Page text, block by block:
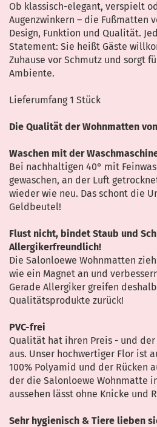
Ob klassisch-elegant, verspielt
Augenzwinkern – die Fußmatten
Design, Funktion und Qualität.
Statement: Sie heißt Gäste
Zuhause vor Schmutz und sorgt
Ambiente.
Lieferumfang 1 Stück
Die Qualität der Wohnmatten
Waschen mit der
Bei nachhaltigen 40° mit
gewaschen, an der Luft
wieder wie neu. Das schont die
Geldbeutel!
Flust nicht, bindet Staub und
Allergikerfreundlich!
Die Salonloewe Wohnmatten
wie ein Magnet an und
Gerade Allergiker greifen
Qualitätsprodukte zurück!
PVC-frei
Qualität hat ihren Preis - und
aus. Unser hochwertiger Flor ist
100% Polyamid und der Rücken
der die Salonloewe Wohnmatte
aussehen lässt ohne Knicke und
Sehr hygienisch & Tiere lieben